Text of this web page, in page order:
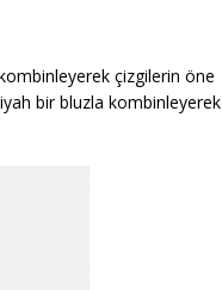
çizgilerin öne
bir bluzla kombinleyerek